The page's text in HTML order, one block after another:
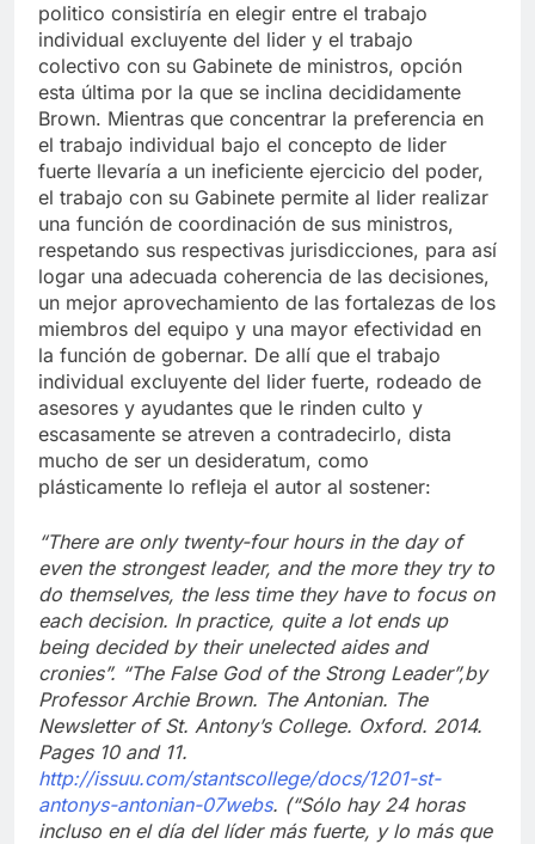
politico consistiría en elegir entre el trabajo
individual excluyente del lider y el trabajo
colectivo con su Gabinete de ministros, opción
esta última por la que se inclina decididamente
Brown. Mientras que concentrar la preferencia en
el trabajo individual bajo el concepto de lider
fuerte llevaría a un ineficiente ejercicio del poder,
el trabajo con su Gabinete permite al lider realizar
una función de coordinación de sus ministros,
respetando sus respectivas jurisdicciones, para así
logar una adecuada coherencia de las decisiones,
un mejor aprovechamiento de las fortalezas de los
miembros del equipo y una mayor efectividad en
la función de gobernar. De allí que el trabajo
individual excluyente del lider fuerte, rodeado de
asesores y ayudantes que le rinden culto y
escasamente se atreven a contradecirlo, dista
mucho de ser un desideratum, como
plásticamente lo refleja el autor al sostener:
“There are only twenty-four hours in the day of
even the strongest leader, and the more they try to
do themselves, the less time they have to focus on
each decision. In practice, quite a lot ends up
being decided by their unelected aides and
cronies”. “The False God of the Strong Leader”,by
Professor Archie Brown. The Antonian. The
Newsletter of St. Antony’s College. Oxford. 2014.
Pages 10 and 11.
http://issuu.com/stantscollege/docs/1201-st-
antonys-antonian-07webs. (“Sólo hay 24 horas
incluso en el día del líder más fuerte, y lo más que